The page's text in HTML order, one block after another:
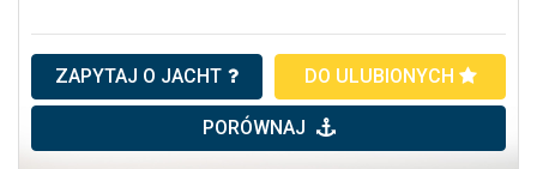
ZAPYTAJ O JACHT DO ULUBIONYCH
PORÓWNAJ